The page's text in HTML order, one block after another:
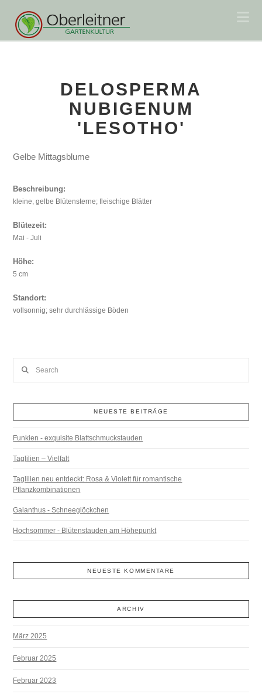
DELOSPERMA
NUBIGENUM
'LESOTHO'
Gelbe Mittagsblume
Beschreibung:
kleine, gelbe Blütensterne; fleischige Blätter
Blütezeit:
Mai - Juli
Höhe:
5 cm
Standort:
vollsonnig; sehr durchlässige Böden
NEUESTE BEITRÄGE
Funkien - exquisite Blattschmuckstauden
Taglilien – Vielfalt
Taglilien neu entdeckt: Rosa & Violett für romantische
Pflanzkombinationen
Galanthus - Schneeglöckchen
Hochsommer - Blütenstauden am Höhepunkt
NEUESTE KOMMENTARE
ARCHIV
März 2025
Februar 2025
Februar 2023